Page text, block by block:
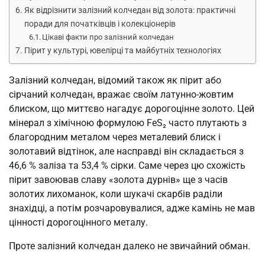
Як відрізнити залізний колчедан від золота: практичні
поради для початківців і колекціонерів
Цікаві факти про залізний колчедан
Пірит у культурі, ювелірці та майбутніх технологіях
Залізний колчедан, відомий також як пірит або
сірчаний колчедан, вражає своїм латунно-жовтим
блиском, що миттєво нагадує дорогоцінне золото. Цей
мінерал з хімічною формулою FeS₂ часто плутають з
благородним металом через металевий блиск і
золотавий відтінок, але насправді він складається з
46,6 % заліза та 53,4 % сірки. Саме через цю схожість
пірит завоював славу «золота дурнів» ще з часів
золотих лихоманок, коли шукачі скарбів раділи
знахідці, а потім розчаровувалися, адже камінь не мав
цінності дорогоцінного металу.
Проте залізний колчедан далеко не звичайний обман.